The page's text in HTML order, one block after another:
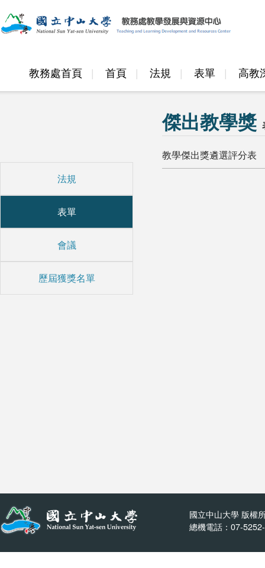
教務處首頁 首頁 法規 表單 高教
邁頂計畫
法規
表單
會議
歷屆獲獎名單
傑出教學獎
教學傑出獎遴選評分表
國立中山大學 版權
總機電話：07-